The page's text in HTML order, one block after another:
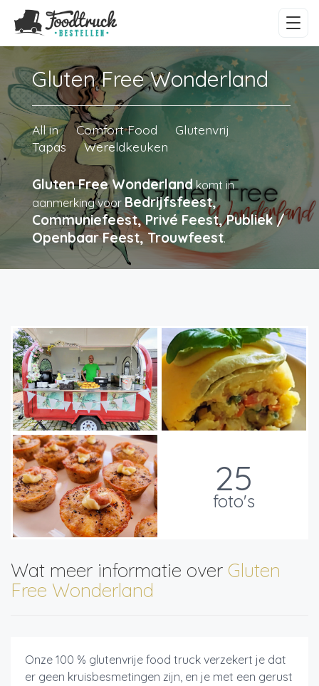
Gluten Free Wonderland
All in Comfort Food
Glutenvrij
Tapas
Wereldkeuken
Gluten Free Wonderlandkomt in
aanmerking voorBedrijfsfeest,
Communiefeest, Privé Feest, Publiek /
Openbaar Feest, Trouwfeest.
25
foto's
Wat meer informatie over Gluten
Free Wonderland
Onze 100 % glutenvrije food truck verzekert je dat
er geen kruisbesmetingen zijn, en je met een gerust